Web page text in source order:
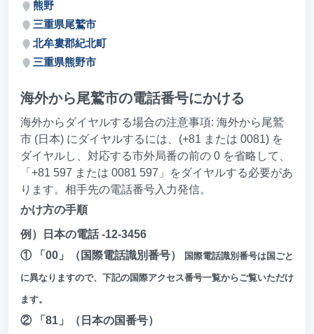
熊野
三重県尾鷲市
北牟婁郡紀北町
三重県熊野市
海外から尾鷲市の電話番号にかける
海外からダイヤルする場合の注意事項: 海外から尾鷲
市 (日本) にダイヤルするには、(+81 または 0081) を
ダイヤルし、対応する市外局番の前の 0 を省略して、
「+81 597 または 0081 597」をダイヤルする必要があ
ります。相手先の電話番号入力発信。
かけ方の手順
例）日本の電話 -12-3456
① 「00」（国際電話識別番号）
国際電話識別番号は国ごと
に異なりますので、下記の国際アクセス番号一覧からご覧いただけ
ます。
② 「81」（日本の国番号）